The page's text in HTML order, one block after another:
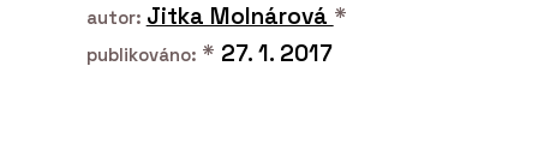
autor: Jitka Molnárová *
publikováno: * 27. 1. 2017